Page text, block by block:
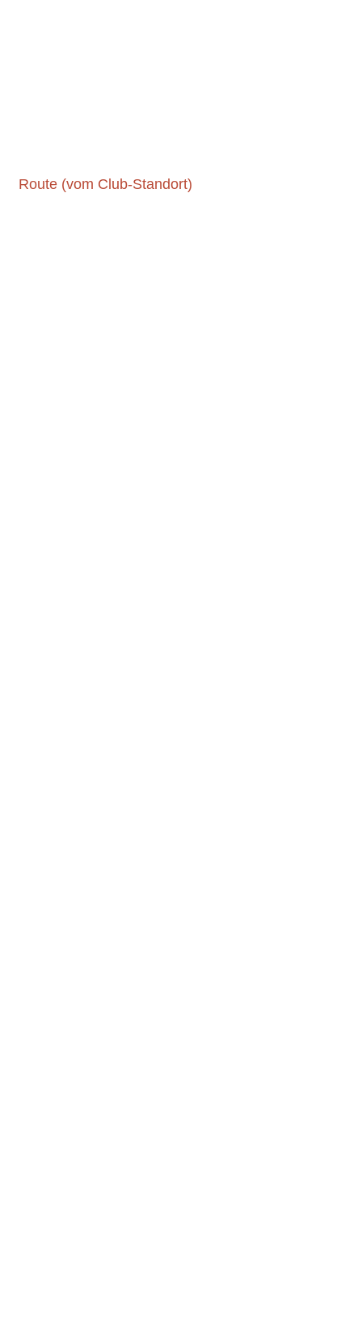
Route (vom Club-Standort)